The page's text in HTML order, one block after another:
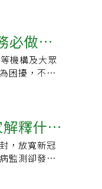
查，請遵守
族群需要就
65歲以上長
速就醫，醫
速撥打
「公費口服抗
院後仍採適
有什麼要注
手等，保持
尤其可有效
進入台
今台灣新冠
，抗體會逐
種過BA.4
可於此期間
任何一
德納BA.4/5
1月1日起，
必做好
機構及大眾
困擾，不知
失去阻擋病
，甚至出現
果是放在儲
過高也應開
度高，應重
釋什麼
，放寬新冠
監測卻發現